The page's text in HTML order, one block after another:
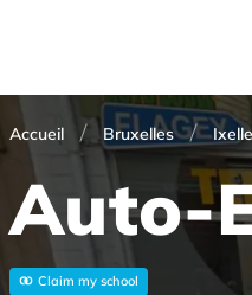
Accueil Bruxelles
Auto-
Claim my school